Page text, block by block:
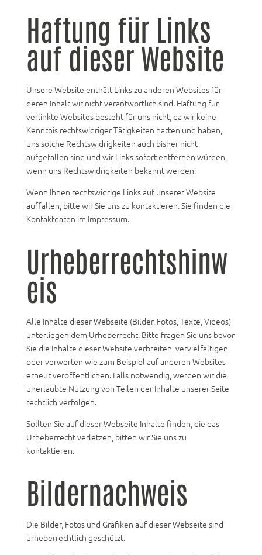
Haftung für Links
auf dieser Website
Unsere Website enthält Links zu anderen Websites für
deren Inhalt wir nicht verantwortlich sind. Haftung für
verlinkte Websites besteht für uns nicht, da wir keine
Kenntnis rechtswidriger Tätigkeiten hatten und haben,
uns solche Rechtswidrigkeiten auch bisher nicht
aufgefallen sind und wir Links sofort entfernen würden,
wenn uns Rechtswidrigkeiten bekannt werden.
Wenn Ihnen rechtswidrige Links auf unserer Website
auffallen, bitte wir Sie uns zu kontaktieren. Sie finden die
Kontaktdaten im Impressum.
Urheberrechtshinw
eis
Alle Inhalte dieser Webseite (Bilder, Fotos, Texte, Videos)
unterliegen dem Urheberrecht. Bitte fragen Sie uns bevor
Sie die Inhalte dieser Website verbreiten, vervielfältigen
oder verwerten wie zum Beispiel auf anderen Websites
erneut veröffentlichen. Falls notwendig, werden wir die
unerlaubte Nutzung von Teilen der Inhalte unserer Seite
rechtlich verfolgen.
Sollten Sie auf dieser Webseite Inhalte finden, die das
Urheberrecht verletzen, bitten wir Sie uns zu
kontaktieren.
Bildernachweis
Die Bilder, Fotos und Grafiken auf dieser Webseite sind
urheberrechtlich geschützt.